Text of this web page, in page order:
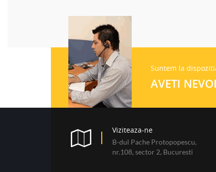
Suntem la
AVETI
Viziteaza-ne
B-dul Pache Protopopescu,
nr.108, sector 2, Bucuresti